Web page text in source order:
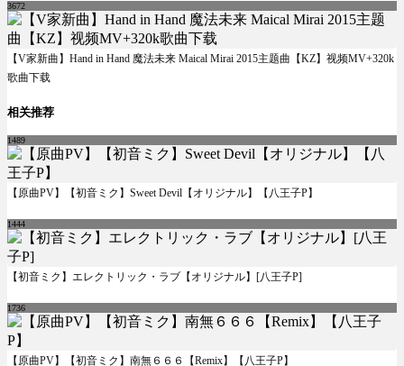
3672
【V家新曲】Hand in Hand 魔法未来 Maical Mirai 2015主题曲【KZ】视频MV+320k
歌曲下载
相关推荐
1489
【原曲PV】【初音ミク】Sweet Devil【オリジナル】【八王子P】
1444
【初音ミク】エレクトリック・ラブ【オリジナル】[八王子P]
1736
【原曲PV】【初音ミク】南無６６６【Remix】【八王子P】